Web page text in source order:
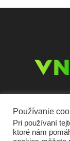
Používanie
Pri používaní
ktoré nám